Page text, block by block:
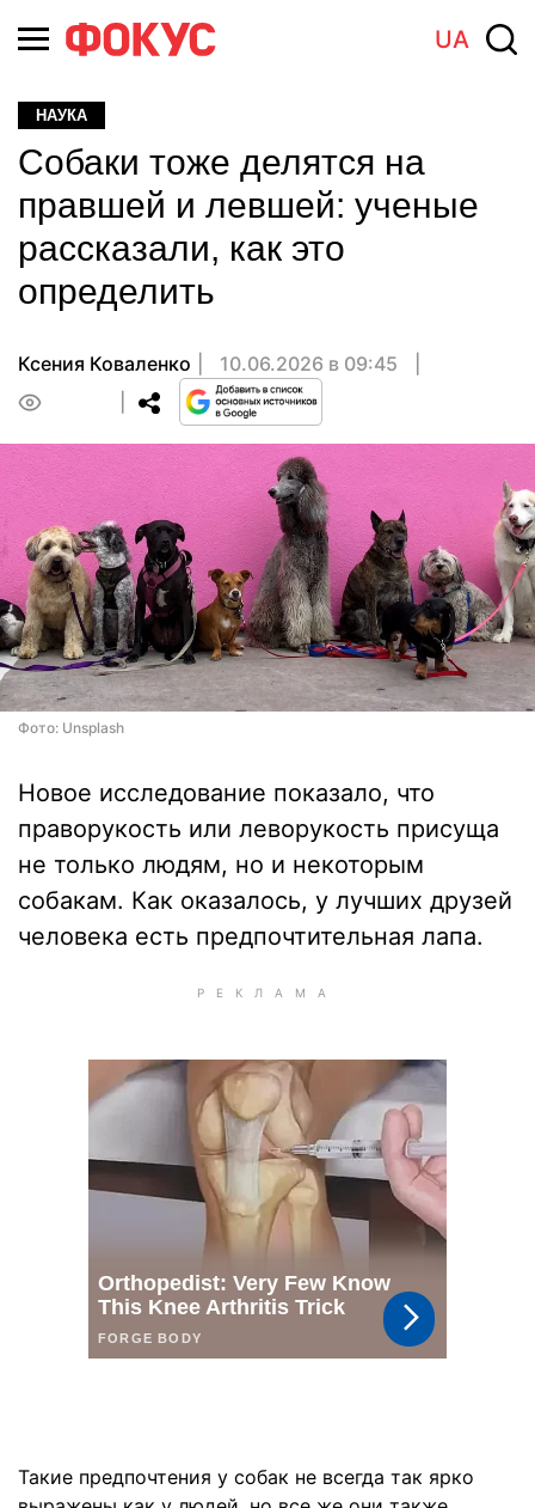
UA
НАУКА
Собаки тоже делятся на
правшей и левшей: ученые
рассказали, как это
определить
Ксения Коваленко
10.06.2026 в 09:45
Фото: Unsplash
Новое исследование показало, что
праворукость или леворукость присуща
не только людям, но и некоторым
собакам. Как оказалось, у лучших друзей
человека есть предпочтительная лапа.
Такие предпочтения у собак не всегда так ярко